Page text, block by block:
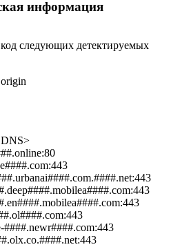
информация
следующих детектируемых